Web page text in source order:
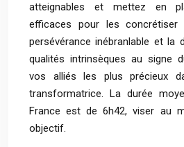
atteignables et mettez en
efficaces pour les concrétiser
persévérance inébranlable et la
qualités intrinsèques au signe
vos alliés les plus précieux
transformatrice. La durée
France est de 6h42, viser au
objectif.